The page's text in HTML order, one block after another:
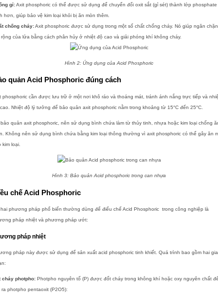
gỉ:Axit phosphoric có thể được sử dụng để chuyển đổi oxit sắt (gỉ sét) thành lớp phosphate
hơn, giúp bảo vệ kim loại khỏi bị ăn mòn thêm.
chống cháy:Axit phosphoric được sử dụng trong một số chất chống cháy. Nó giúp ngăn
rộng của lửa bằng cách phân hủy ở nhiệt độ cao và giải phóng khí không cháy.
Hình 2: Ứng dụng của Acid Phosphoric
quản Acid Phosphoric đúng cách
phosphoric cần được lưu trữ ở một nơi khô ráo và thoáng mát, tránh ánh nắng trực tiếp và
Nhiệt độ lý tưởng để bảo quản axit phosphoric nằm trong khoảng từ 15°C đến 25°C.
quản axit phosphoric, nên sử dụng bình chứa làm từ thủy tinh, nhựa hoặc kim loại chống
Không nên sử dụng bình chứa bằng kim loại thông thường vì axit phosphoric có thể gây ăn
kim loại.
Hình 3: Bảo quản Acid phosphoric trong can nhựa
chế Acid Phosphoric
hai phương pháp phổ biến thường dùng để điểu chế Acid Phosphoric trong công nghiệp là
pháp nhiệt và phương pháp ướt:
pháp nhiệt
pháp này được sử dụng để sản xuất acid phosphoric tinh khiết. Quá trình bao gồm hai
cháy photpho: Photpho nguyên tố (P) được đốt cháy trong không khí hoặc oxy nguyên chất
ra photpho pentaoxit (P2O5):